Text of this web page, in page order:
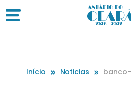
Início Noticias